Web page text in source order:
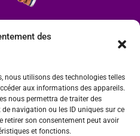
des
nous utilisons des technologies telles
aux informations des appareils.
nous permettra de traiter des
navigation ou les ID uniques sur ce
retirer son consentement peut avoir
et fonctions.